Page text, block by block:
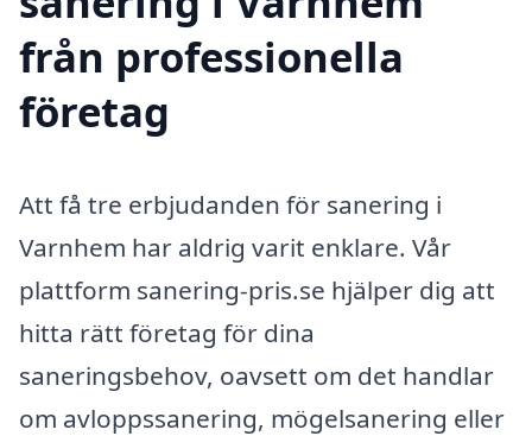
från professionella
företag
Att få tre erbjudanden för sanering i
Varnhem har aldrig varit enklare. Vår
plattform sanering-pris.se hjälper dig att
hitta rätt företag för dina
saneringsbehov, oavsett om det handlar
om avloppssanering, mögelsanering eller